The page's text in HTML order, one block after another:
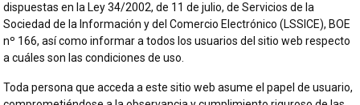
dispuestas en la Ley 34/2002, de 11 de julio, de Servicios de la
Sociedad de la Información y del Comercio Electrónico (LSSICE), BOE
nº 166, así como informar a todos los usuarios del sitio web respecto
a cuáles son las condiciones de uso.
Toda persona que acceda a este sitio web asume el papel de usuario,